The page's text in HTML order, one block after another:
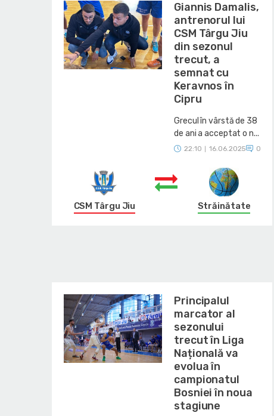
Giannis Damalis,
antrenorul lui
CSM Târgu Jiu
din sezonul
trecut, a
semnat cu
Keravnos în
Cipru
Grecul în vârstă de 38
de ani a acceptat o n...
22:10 16.06.2025 0
CSM Târgu Jiu Străinătate
Principalul
marcator al
sezonului
trecut în Liga
Națională va
evolua în
campionatul
Bosniei în noua
stagiune